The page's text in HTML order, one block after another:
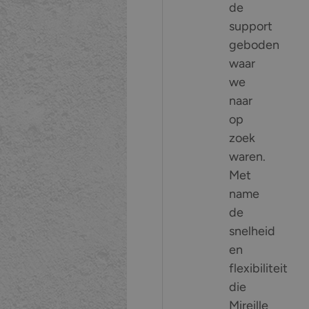
de
support
geboden
waar
we
naar
op
zoek
waren.
Met
name
de
snelheid
en
flexibiliteit
die
Mireille